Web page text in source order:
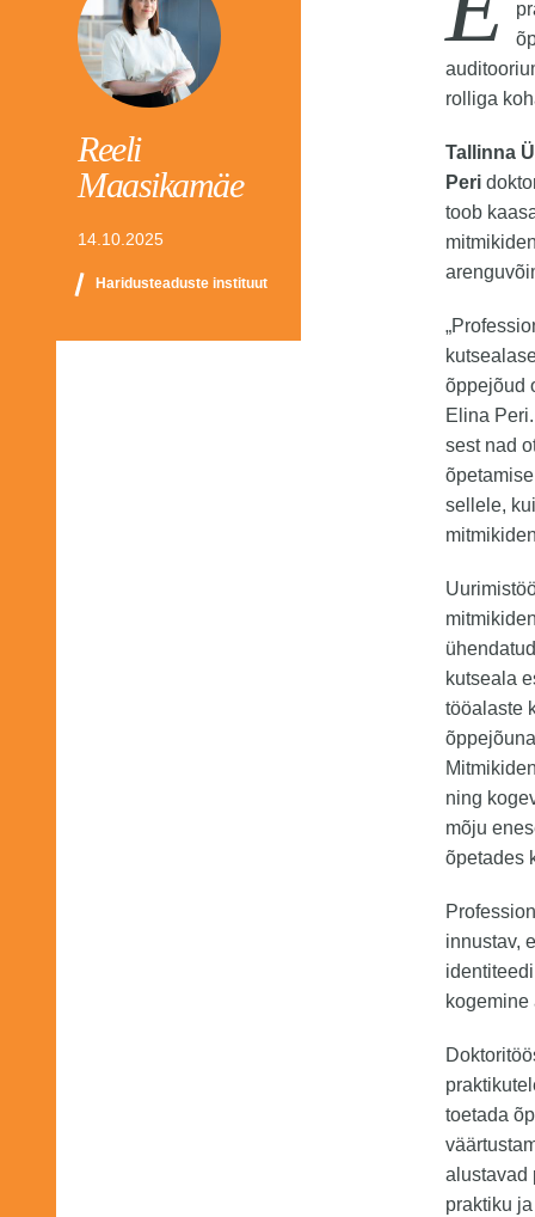
Reeli
Maasikamäe
14.10.2025
Haridusteaduste instituut
rolliga
Tallinna
Peri
toob
õppejõud
Elina
sest nad
sellele,
kutseala
tööalaste
ning
mõju
õpetades
innustav,
toetada
alustavad
praktiku